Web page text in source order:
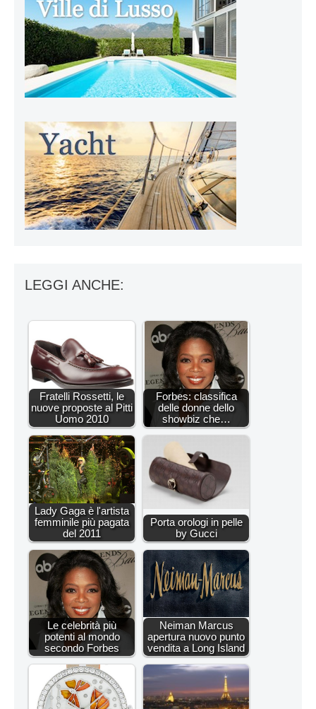
LEGGI ANCHE:
Fratelli Rossetti, le
nuove proposte al Pitti
Uomo 2010
Forbes: classifica
delle donne dello
showbiz che…
Lady Gaga è l'artista
femminile più pagata
del 2011
Porta orologi in pelle
by Gucci
Le celebrità più
potenti al mondo
secondo Forbes
Neiman Marcus
apertura nuovo punto
vendita a Long Island